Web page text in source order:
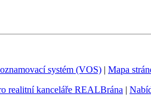
systém (VOS) | Mapa
realitní kanceláře REALBrána |